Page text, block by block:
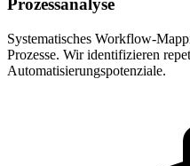
Prozessanalyse
Systematisches Workflow-
Prozesse. Wir identifizieren
Automatisierungspotenziale.